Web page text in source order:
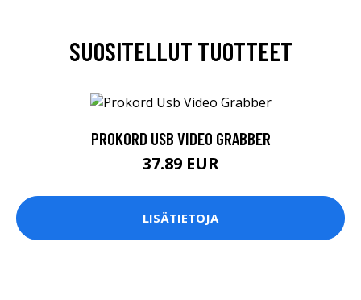
SUOSITELLUT TUOTTEET
PROKORD USB VIDEO GRABBER
37.89 EUR
LISÄTIETOJA